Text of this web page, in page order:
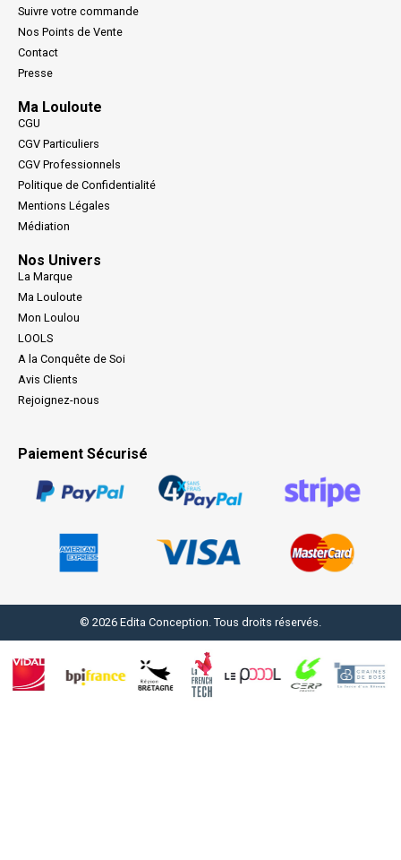
Suivre votre commande
Nos Points de Vente
Contact
Presse
Ma Louloute
CGU
CGV Particuliers
CGV Professionnels
Politique de Confidentialité
Mentions Légales
Médiation
Nos Univers
La Marque
Ma Louloute
Mon Loulou
LOOLS
A la Conquête de Soi
Avis Clients
Rejoignez-nous
Paiement Sécurisé
© 2026 Edita Conception. Tous droits réservés.